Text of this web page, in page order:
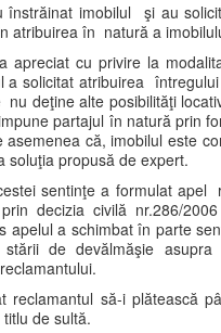
înstrăinat imobilul şi au
atribuirea în natură a
apreciat cu privire la
a solicitat atribuirea
deţine alte posibilităţi
partajul în natură prin
că, imobilul este
soluţia propusă de expert.
sentinţe a formulat apel
decizia civilă nr.286/
a schimbat în parte
de devălmăşie asupra
reclamantul să-i plătească
de sultă.